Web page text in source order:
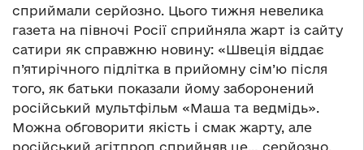
сприймали серйозно. Цього тижня невелика
газета на півночі Росії сприйняла жарт із сайту
сатири як справжню новину: «Швеція віддає
п’ятирічного підлітка в прийомну сім’ю після
того, як батьки показали йому заборонений
російський мультфільм «Маша та ведмідь».
Можна обговорити якість і смак жарту, але
російський агітпроп сприйняв це… серйозно.